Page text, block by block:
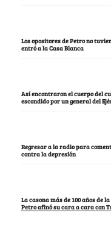
Los opositores de Petro no
entró a la Casa Blanca
Así encontraron el cuerpo del
escondido por un general del
Regresar a la radio para
contra la depresión
La casona más de 100 años de
Petro afinó su cara a cara con